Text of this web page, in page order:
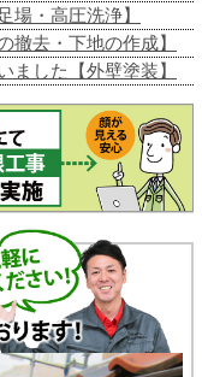
場・高圧洗浄】
撤去・下地の作成】
ました【外壁塗装】